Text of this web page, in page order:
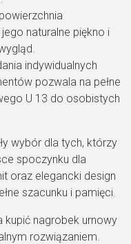
naturalne piękno i
indywidualnych
pozwala na pełne
U 13 do osobistych
wybór dla tych, którzy
spoczynku dla
oraz elegancki design
szacunku i pamięci.
kupić nagrobek urnowy
rozwiązaniem.